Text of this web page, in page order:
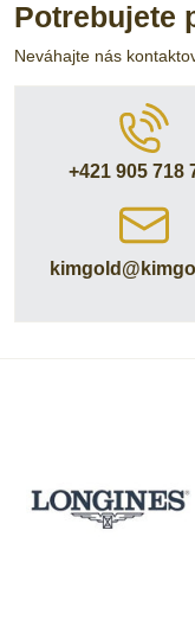
Potrebujete
Neváhajte nás
+421 905 718